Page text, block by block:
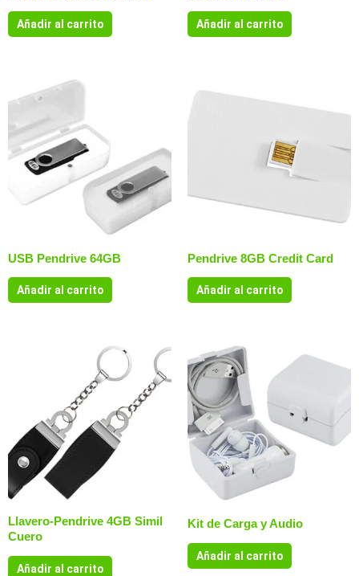
Añadir al carrito Añadir al carrito
USB Pendrive 64GB
Añadir al carrito
Pendrive 8GB Credit Card
Añadir al carrito
Llavero-Pendrive 4GB Simil
Cuero
Añadir al carrito
Kit de Carga y Audio
Añadir al carrito